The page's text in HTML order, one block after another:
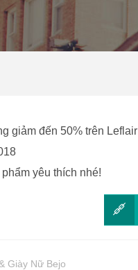
giảm đến 50% trên Leflair
yêu thích nhé!
Giày Nữ Bejo